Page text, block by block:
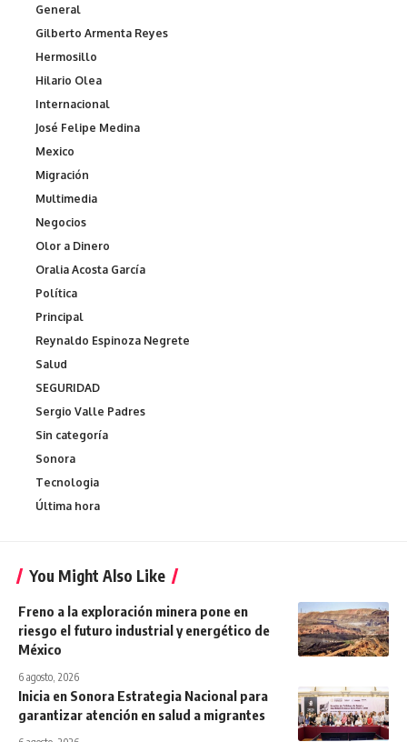
General
Gilberto Armenta Reyes
Hermosillo
Hilario Olea
Internacional
José Felipe Medina
Mexico
Migración
Multimedia
Negocios
Olor a Dinero
Oralia Acosta García
Política
Principal
Reynaldo Espinoza Negrete
Salud
SEGURIDAD
Sergio Valle Padres
Sin categoría
Sonora
Tecnologia
Última hora
You Might Also Like
Freno a la exploración minera pone en
riesgo el futuro industrial y energético de
México
6 agosto, 2026
Inicia en Sonora Estrategia Nacional para
garantizar atención en salud a migrantes